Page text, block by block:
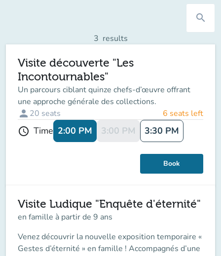
search
3 results
Visite découverte "Les
Incontournables"
Un parcours ciblant quinze chefs-d’œuvre offrant
une approche générale des collections.
person 20 seats 6 seats left
schedule Time 2:00 PM 3:00 PM 3:30 PM
Book
Visite Ludique "Enquête d'éternité"
en famille à partir de 9 ans
Venez découvrir la nouvelle exposition temporaire «
Gestes d’éternité » en famille ! Accompagnés d’une